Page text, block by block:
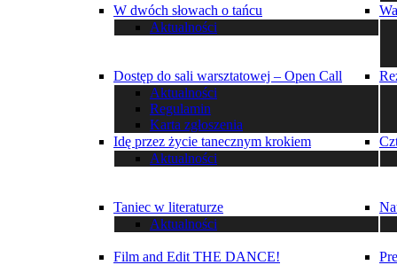
W dwóch słowach o tańcu
Aktualności
Dostęp do sali warsztatowej – Open Call
Aktualności
Regulamin
Karta zgłoszenia
Idę przez życie tanecznym krokiem
Aktualności
Taniec w literaturze
Aktualności
Film and Edit THE DANCE!